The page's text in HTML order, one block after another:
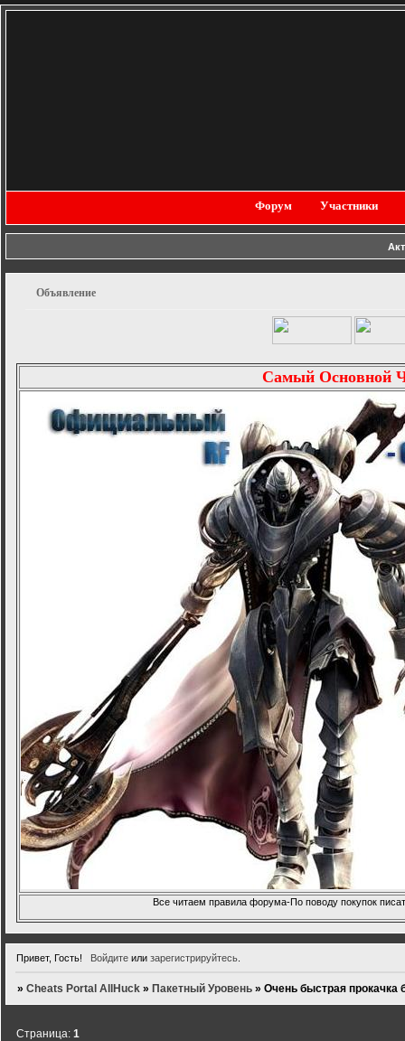
Форум Участники
Объявление
Самый Основной
Все читаем правила форума-По поводу покупок
Привет, Гость! Войдитеили зарегистрируйтесь.
»Cheats Portal AllHuck » Пакетный Уровень »Очень быстрая
Страница:1